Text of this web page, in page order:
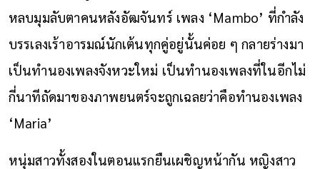
หลบมุมลับตาคนหลังอัฒจันทร์ เพลง ‘Mambo’ ที่กำลัง
บรรเลงเร้าอารมณ์นักเต้นทุกคู่อยู่นั้นค่อย ๆ กลายร่างมา
เป็นทำนองเพลงจังหวะใหม่ เป็นทำนองเพลงที่ในอีกไม่
กี่นาทีถัดมาของภาพยนตร์จะถูกเฉลยว่าคือทำนองเพลง
‘Maria’
หนุ่มสาวทั้งสองในตอนแรกยืนเผชิญหน้ากัน หญิงสาว